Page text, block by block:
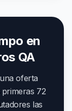
en
QA
oferta
72
las